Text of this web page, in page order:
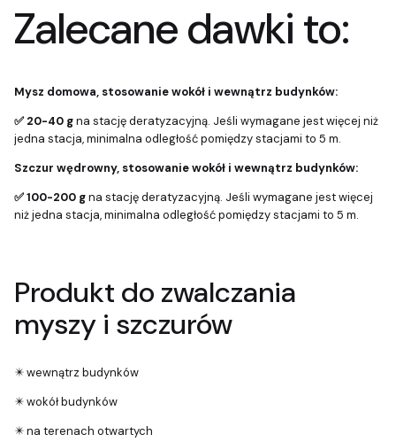
Zalecane dawki to:
Mysz domowa, stosowanie wokół i wewnątrz budynków:
✅ 20-40 gna stację deratyzacyjną. Jeśli wymagane jest więcej niż
jedna stacja, minimalna odległość pomiędzy stacjami to 5 m.
Szczur wędrowny, stosowanie wokół i wewnątrz budynków:
✅ 100-200 gna stację deratyzacyjną. Jeśli wymagane jest więcej
niż jedna stacja, minimalna odległość pomiędzy stacjami to 5 m.
Produkt do zwalczania
myszy i szczurów
✴️ wewnątrz budynków
✴️ wokół budynków
✴️ na terenach otwartych